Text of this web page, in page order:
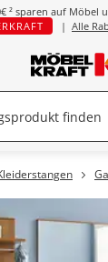
²sparen auf Möbel
| Alle